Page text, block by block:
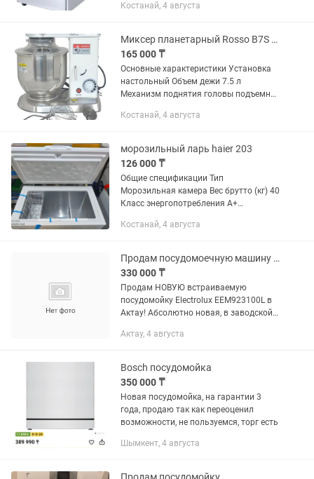
°С Мощность 2 кВт Ширина 270 мм
Костанай, 4 августа
Миксер планетарный Rosso B7S cake
165 000 ₸
Основные характеристики Установка
настольный Объем дежи 7.5 л
Механизм поднятия головы подъемная
(плавная регулировка) Скорость
Костанай, 4 августа
морозильный ларь haier 203
126 000 ₸
Общие спецификации Тип
Морозильная камера Вес брутто (кг) 40
Класс энергопотребления A+
Напряжение/Частота 220-240 V / 50Hz
Страна...
Костанай, 4 августа
Продам посудомоечную машину Electrolux
330 000 ₸
Продам НОВУЮ встраиваемую
посудомойку Electrolux EEM923100L в
Актау! Абсолютно новая, в заводской
Покупали себе, не пригодилась. В
Актау, 4 августа
Bosch посудомойка
350 000 ₸
Новая посудомойка, на гарантии 3
года, продаю так как переоценил
возможности, не пользуемся, торг есть
Шымкент, 4 августа